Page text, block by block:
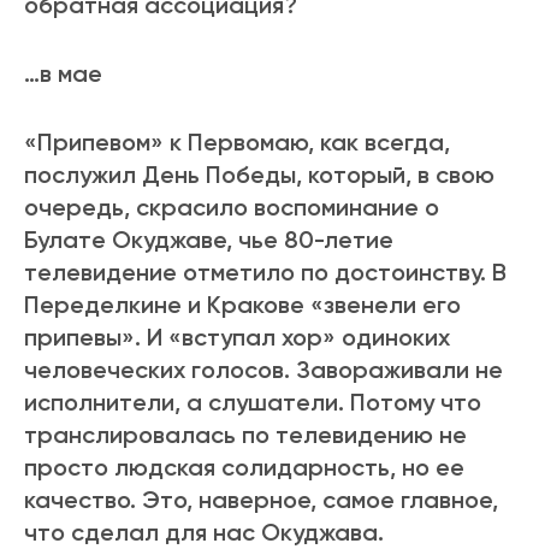
…в мае
«Припевом» к Первомаю, как всегда,
послужил День Победы, который, в свою
очередь, скрасило воспоминание о
Булате Окуджаве, чье 80-летие
телевидение отметило по достоинству. В
Переделкине и Кракове «звенели его
припевы». И «вступал хор» одиноких
человеческих голосов. Завораживали не
исполнители, а слушатели. Потому что
транслировалась по телевидению не
просто людская солидарность, но ее
качество. Это, наверное, самое главное,
что сделал для нас Окуджава.